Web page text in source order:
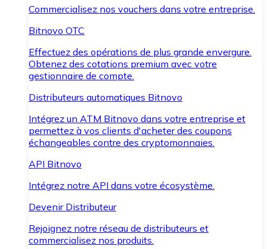
Commercialisez nos vouchers dans votre entreprise.
Bitnovo OTC
Effectuez des opérations de plus grande envergure.
Obtenez des cotations premium avec votre
gestionnaire de compte.
Distributeurs automatiques Bitnovo
Intégrez un ATM Bitnovo dans votre entreprise et
permettez à vos clients d'acheter des coupons
échangeables contre des cryptomonnaies.
API Bitnovo
Intégrez notre API dans votre écosystème.
Devenir Distributeur
Rejoignez notre réseau de distributeurs et
commercialisez nos produits.